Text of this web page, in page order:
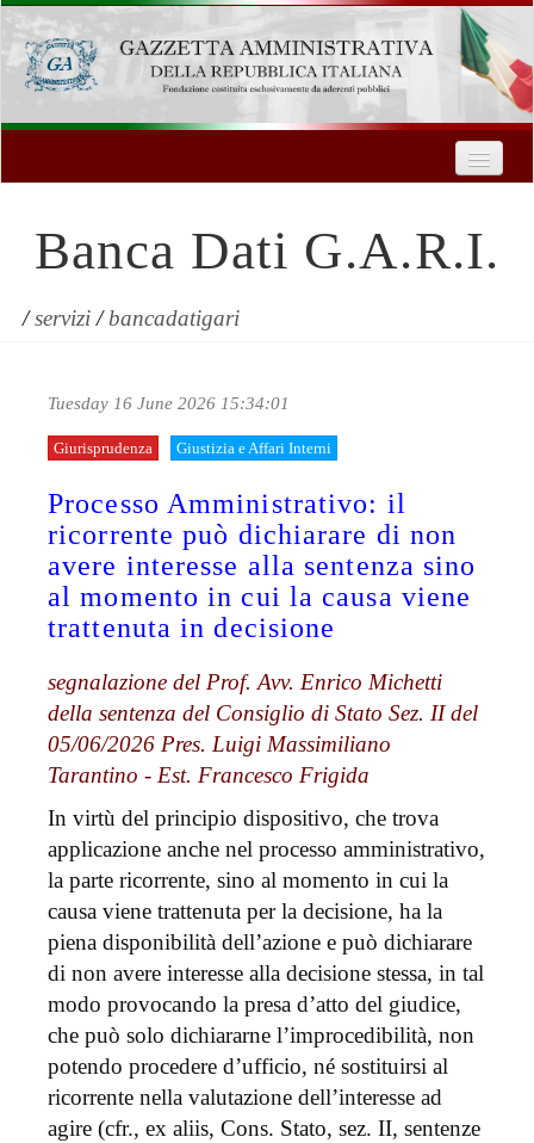
Formazione
Innovazione Tecnologica
Registrati
Banca Dati G.A.R.I.
/servizi/bancadatigari
Tuesday 16 June 2026 15:34:01
Giurisprudenza Giustizia e Affari Interni
Processo Amministrativo: il
ricorrente può dichiarare di non
avere interesse alla sentenza sino
al momento in cui la causa viene
trattenuta in decisione
segnalazione del Prof. Avv. Enrico Michetti
della sentenza del Consiglio di Stato Sez. II del
05/06/2026 Pres. Luigi Massimiliano
Tarantino - Est. Francesco Frigida
In virtù del principio dispositivo, che trova
applicazione anche nel processo amministrativo,
la parte ricorrente, sino al momento in cui la
causa viene trattenuta per la decisione, ha la
piena disponibilità dell’azione e può dichiarare
di non avere interesse alla decisione stessa, in tal
modo provocando la presa d’atto del giudice,
che può solo dichiararne l’improcedibilità, non
potendo procedere d’ufficio, né sostituirsi al
ricorrente nella valutazione dell’interesse ad
agire (cfr., ex aliis, Cons. Stato, sez. II, sentenze